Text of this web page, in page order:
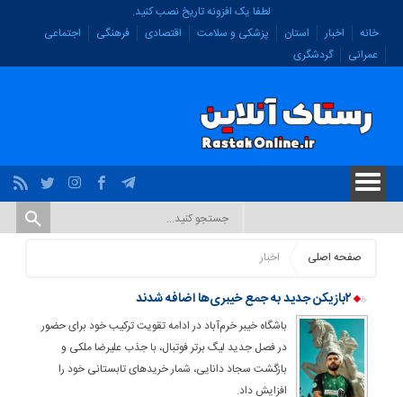
لطفا یک افزونه تاریخ نصب کنید.
خانه
اخبار استان پزشکی و سلامت اقتصادی فرهنگی
اجتماعی
عمرانی
گردشگری
صفحه اصلی اخبار
۲بازیکن جدید به جمع خیبری‌ها اضافه شدند
باشگاه خیبر خرم‌آباد در ادامه تقویت ترکیب خود برای حضور
در فصل جدید لیگ برتر فوتبال، با جذب علیرضا ملکی و
بازگشت سجاد دانایی، شمار خریدهای تابستانی خود را
افزایش داد.